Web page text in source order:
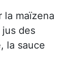
la maïzena
jus des
la sauce